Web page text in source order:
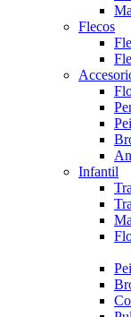
Flecos
Infantil